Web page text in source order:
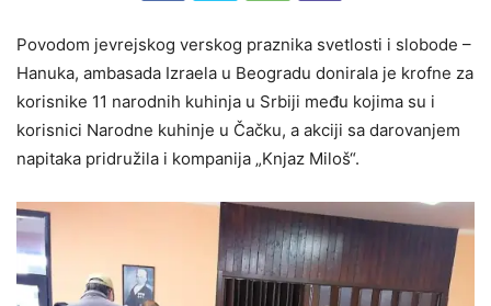
Povodom jevrejskog verskog praznika svetlosti i slobode –
Hanuka, ambasada Izraela u Beogradu donirala je krofne za
korisnike 11 narodnih kuhinja u Srbiji među kojima su i
korisnici Narodne kuhinje u Čačku, a akciji sa darovanjem
napitaka pridružila i kompanija „Knjaz Miloš“.